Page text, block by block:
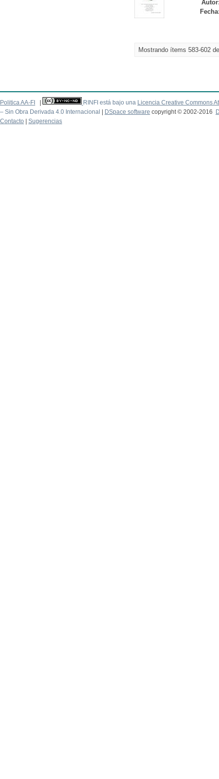
Mostrando ítems 583-602
Politica AA-FI RINFI está bajo una Licencia Creative Commons
– Sin Obra Derivada 4.0 Internacional
DSpace software copyright © 2002-2016
Contacto
Sugerencias